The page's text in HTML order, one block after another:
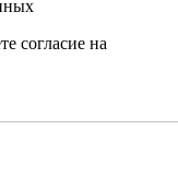
согласие на